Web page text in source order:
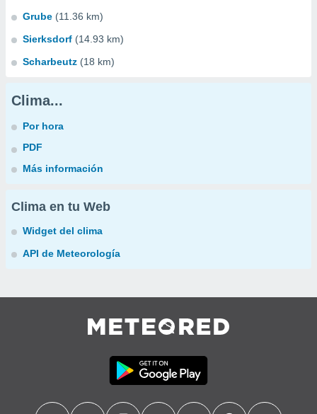
Grube (11.36 km)
Sierksdorf (14.93 km)
Scharbeutz (18 km)
Clima...
Por hora
PDF
Más información
Clima en tu Web
Widget del clima
API de Meteorología